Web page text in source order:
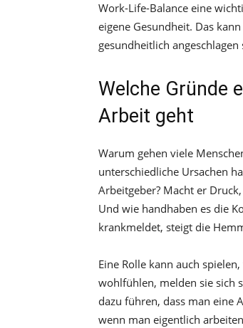
Work-Life-Balance eine
eigene Gesundheit. Das
gesundheitlich angeschlagen
Welche Gründe
Arbeit geht
Warum gehen viele
unterschiedliche Ursachen
Arbeitgeber? Macht er
Und wie handhaben es die
krankmeldet, steigt die
Eine Rolle kann auch
wohlfühlen, melden sie sich
dazu führen, dass man eine
wenn man eigentlich